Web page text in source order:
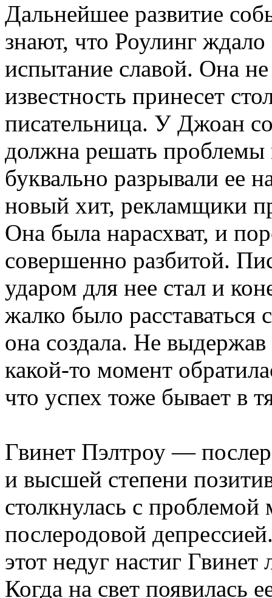
Дальнейшее развитие
знают, что Роулинг
испытание славой. Она
известность принесет
писательница. У Джоан
должна решать
буквально разрывали ее
новый хит, рекламщики
Она была нарасхват, и
совершенно разбитой.
ударом для нее стал и
жалко было
она создала. Не
какой-то момент
что успех тоже бывает в
Гвинет Пэлтроу —
и высшей степени
столкнулась с
послеродовой
этот недуг настиг
Когда на свет появилась